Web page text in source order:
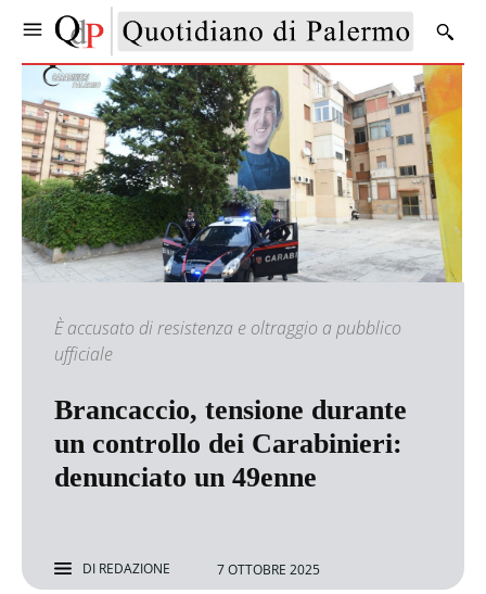
È accusato di resistenza e oltraggio a pubblico
ufficiale
Brancaccio, tensione durante
un controllo dei Carabinieri:
denunciato un 49enne
DI REDAZIONE 7 OTTOBRE 2025